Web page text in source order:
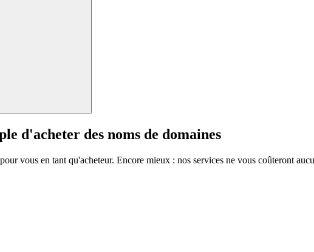
d'acheter des noms de domaines
vous en tant qu'acheteur. Encore mieux : nos services ne vous coûteront